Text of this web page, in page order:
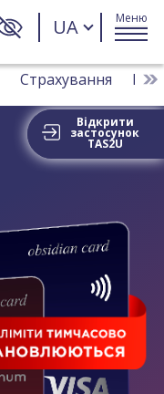
UA Меню
Відкрити
застосунок
TAS2U
Страхування